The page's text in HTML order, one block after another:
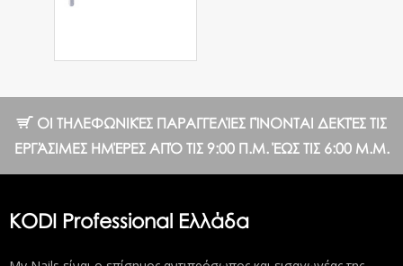
ΟΙ ΤΗΛΕΦΩΝΙΚΈΣ ΠΑΡΑΓΓΕΛΊΕΣ ΓΊΝΟΝΤΑΙ ΔΕΚΤΈΣ ΤΙΣ
ΕΡΓΆΣΙΜΕΣ ΗΜΈΡΕΣ ΑΠΌ ΤΙΣ 9:00 Π.Μ. ΈΩΣ ΤΙΣ 6:00 Μ.Μ.
KODI Professional Ελλάδα